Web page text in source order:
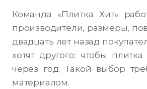
Команда «Плитка Хит»
производители, размеры,
двадцать лет назад
хотят другого: чтобы
через год. Такой выбор
материалом.